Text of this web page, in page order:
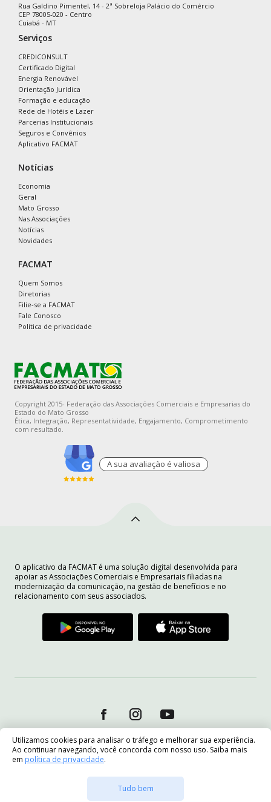
Utilizamos cookies para analisar o tráfego e melhorar sua experiência.
Ao continuar navegando, você concorda com nosso uso. Saiba mais
em política de privacidade.
Tudo bem
Rua Galdino Pimentel, 14 - 2ª Sobreloja Palácio do Comércio
CEP 78005-020 - Centro
Cuiabá - MT
Serviços
CREDICONSULT
Certificado Digital
Energia Renovável
Orientação Jurídica
Formação e educação
Rede de Hotéis e Lazer
Parcerias Institucionais
Seguros e Convênios
Aplicativo FACMAT
Notícias
Economia
Geral
Mato Grosso
Nas Associações
Notícias
Novidades
FACMAT
Quem Somos
Diretorias
Filie-se a FACMAT
Fale Conosco
Política de privacidade
Copyright 2015- Federação das Associações Comerciais e Empresarias do
Estado do Mato Grosso
Ética, Integração, Representatividade, Engajamento, Comprometimento
com resultado.
A sua avaliaçào é valiosa
O aplicativo da FACMAT é uma solução digital desenvolvida para
apoiar as Associações Comerciais e Empresariais filiadas na
modernização da comunicação, na gestão de benefícios e no
relacionamento com seus associados.